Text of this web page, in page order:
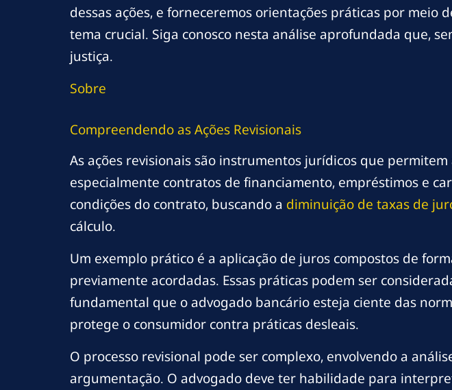
dessas ações, e forneceremos orientações práticas por
tema crucial. Siga conosco nesta análise aprofundada que,
justiça.
Sobre
Compreendendo as Ações Revisionais
As ações revisionais são instrumentos jurídicos que
especialmente contratos de financiamento, empréstimos e
condições do contrato, buscando a diminuição de taxas de
cálculo.
Um exemplo prático é a aplicação de juros compostos de
previamente acordadas. Essas práticas podem ser
fundamental que o advogado bancário esteja ciente das
protege o consumidor contra práticas desleais.
O processo revisional pode ser complexo, envolvendo a
argumentação. O advogado deve ter habilidade para